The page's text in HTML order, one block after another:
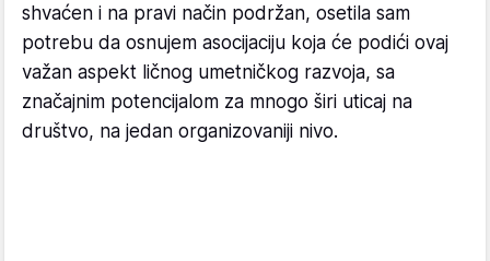
shvaćen i na pravi način podržan, osetila sam
potrebu da osnujem asocijaciju koja će podići ovaj
važan aspekt ličnog umetničkog razvoja, sa
značajnim potencijalom za mnogo širi uticaj na
društvo, na jedan organizovaniji nivo.